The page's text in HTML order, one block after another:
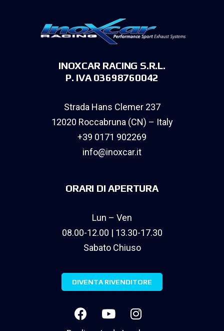
INOXCAR RACING S.R.L.
P. IVA 03698760042
Strada Hans Clemer 237
12020 Roccabruna (CN) – Italy
+39 0171 902269
info@inoxcar.it
ORARI DI APERTURA
Lun – Ven
08.00-12.00 | 13.30-17.30
Sabato Chiuso
DIVENTA RIVENDITORE